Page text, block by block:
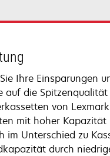
Ihre Einsparungen
auf die
von
mit hoher Kapazität
im Unterschied zu
durch